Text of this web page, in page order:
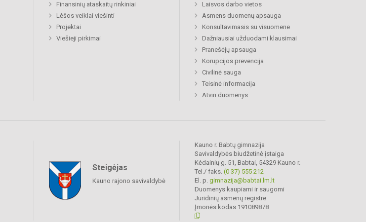
Finansinių ataskaitų rinkiniai
Lėšos veiklai viešinti
Projektai
Viešieji pirkimai
Laisvos darbo vietos
Asmens duomenų apsauga
Konsultavimasis su visuomene
Dažniausiai užduodami klausimai
Pranešėjų apsauga
Korupcijos prevencija
Civilinė sauga
Teisinė informacija
Atviri duomenys
Steigėjas
Kauno rajono savivaldybė
Kauno r. Babtų gimnazija
Savivaldybės biudžetinė įstaiga
Kėdainių g. 51, Babtai, 54329 Kauno r.
Tel./ faks. (0 37) 555 212
El. p. gimnazija@babtai.lm.lt
Duomenys kaupiami ir saugomi
Juridinių asmenų registre
Įmonės kodas 191089878